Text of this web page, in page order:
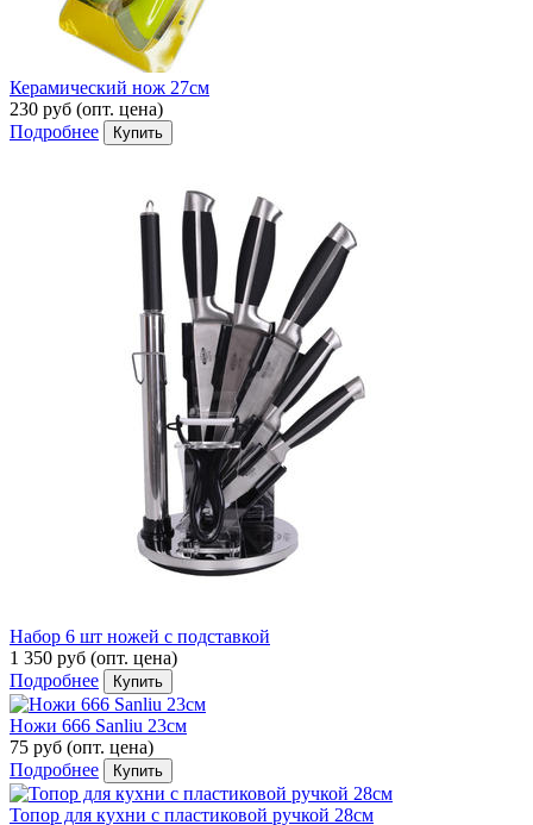
Керамический нож 27см
230 руб (опт. цена)
Подробнее
Купить
Набор 6 шт ножей с подставкой
1 350 руб (опт. цена)
Подробнее
Купить
Ножи 666 Sanliu 23см
75 руб (опт. цена)
Подробнее
Купить
Топор для кухни с пластиковой ручкой 28см